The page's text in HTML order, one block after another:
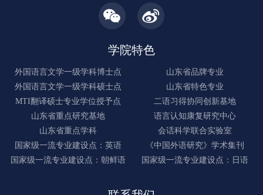
学院特色
外国语言文学一级学科博士点
山东省品牌专业
外国语言文学一级学科硕士点
山东省特色专业
MTI翻译硕士专业学位授予点
二语习得协同创新基地
山东省重点研究基地
语言认知康复研究中心
山东省重点学科
会话科学联合实验室
国家级一流专业建设点：英语
《中国外语研究》学术集刊
国家级一流专业建设点：朝鲜语
国家级一流专业建设点：日语